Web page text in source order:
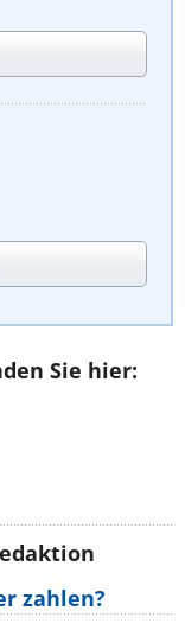
Sie hier:
zahlen?